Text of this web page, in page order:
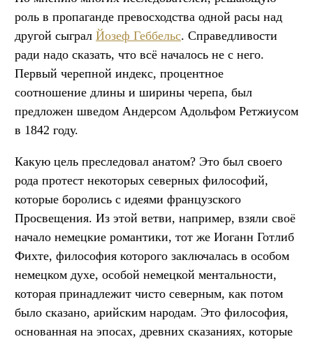
роль в пропаганде превосходства одной расы над
другой сыграл Йозеф Геббельс. Справедливости
ради надо сказать, что всё началось не с него.
Первый черепной индекс, процентное
соотношение длины и ширины черепа, был
предложен шведом Андерсом Адольфом Ретжиусом
в 1842 году.
Какую цель преследовал анатом? Это был своего
рода протест некоторых северных философий,
которые боролись с идеями французского
Просвещения. Из этой ветви, например, взяли своё
начало немецкие романтики, тот же Иоганн Готлиб
Фихте, философия которого заключалась в особом
немецком духе, особой немецкой ментальности,
которая принадлежит чисто северным, как потом
было сказано, арийским народам. Это философия,
основанная на эпосах, древних сказаниях, которые